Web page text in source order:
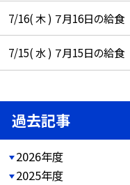
7/16( 木 ) ７月16日の給食
7/15( 水 ) ７月15日の給食
過去記事
2026年度
2025年度